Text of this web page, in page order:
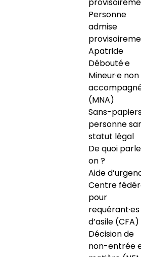
Personne
admise
Apatride
Débouté·e
Mineur·e non
(MNA)
Sans-
personne
statut légal
De quoi
on ?
Aide
Centre
pour
requérant·es
d’asile (CFA)
Décision de
non-entrée